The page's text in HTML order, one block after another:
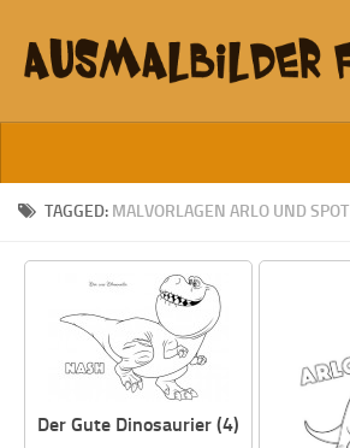
Startseite
TAGGED: MALVORLAGEN ARLO UND SPOT
Der Gute Dinosaurier (4)